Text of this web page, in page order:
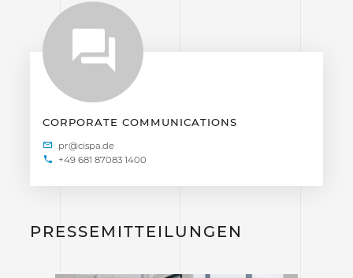
CORPORATE COMMUNICATIONS
+49 681 87083 1400
PRESSEMITTEILUNGEN